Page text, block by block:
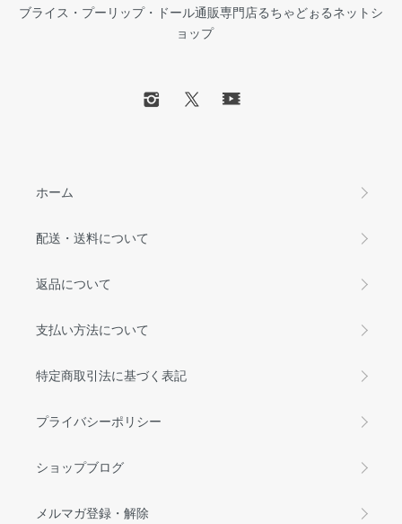
ブライス・プーリップ・ドール通販専門店るちゃどぉるネットシ
ョップ
ホーム
配送・送料について
返品について
支払い方法について
特定商取引法に基づく表記
プライバシーポリシー
ショップブログ
メルマガ登録・解除